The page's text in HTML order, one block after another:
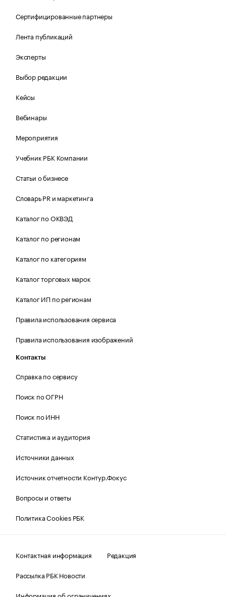
Сертифицированные партнеры
Лента публикаций
Эксперты
Выбор редакции
Кейсы
Вебинары
Мероприятия
Учебник РБК Компании
Статьи о бизнесе
Словарь PR и маркетинга
Каталог по ОКВЭД
Каталог по регионам
Каталог по категориям
Каталог торговых марок
Каталог ИП по регионам
Правила использования сервиса
Правила использования изображений
Контакты
Справка по сервису
Поиск по ОГРН
Поиск по ИНН
Статистика и аудитория
Источники данных
Источник отчетности Контур.Фокус
Вопросы и ответы
Политика Cookies РБК
Контактная информация
Редакция
Рассылка РБК Новости